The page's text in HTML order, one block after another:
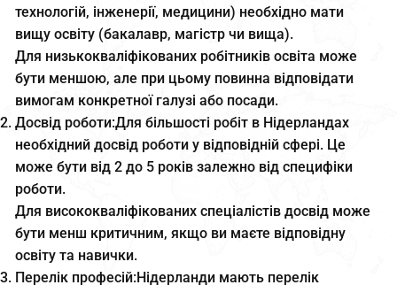
технологій, інженерії, медицини) необхідно мати
вищу освіту (бакалавр, магістр чи вища).
Для низькокваліфікованих робітників освіта може
бути меншою, але при цьому повинна відповідати
вимогам конкретної галузі або посади.
Досвід роботи:Для більшості робіт в Нідерландах
необхідний досвід роботи у відповідній сфері. Це
може бути від 2 до 5 років залежно від специфіки
роботи.
Для висококваліфікованих спеціалістів досвід може
бути менш критичним, якщо ви маєте відповідну
освіту та навички.
Перелік професій:Нідерланди мають перелік